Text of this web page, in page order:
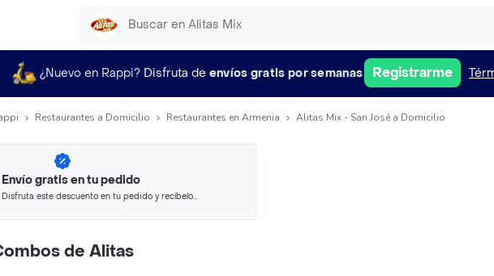
¿Nuevo en Rappi? Disfruta de envíos gratis por semanas Registrarme
Restaurantes a Domicilio Restaurantes en Armenia Alitas Mix - San José a Domicilio
Envío gratis en tu pedido
Disfruta este descuento en tu pedido y recíbelo
de Alitas